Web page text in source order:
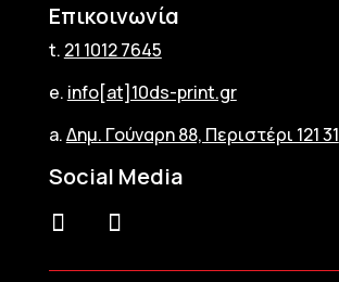
Επικοινωνία
t. 21 1012 7645
e. info[at]10ds-print.gr
a.Δημ. Γούναρη 88, Περιστέρι 121 31
Social Media